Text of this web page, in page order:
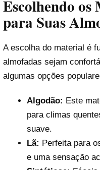
Escolhendo
para Suas
A escolha do material é
almofadas sejam
algumas opções
Algodão: Este
para climas
suave.
Lã: Perfeita para
e uma sensação